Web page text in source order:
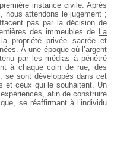
instance civile. Après
nous attendons le jugement ;
pas par la décision de
des immeubles de La
propriété privée sacrée et
À une époque où l’argent
par les médias à pénétré
à chaque coin de rue, des
se sont développés dans cet
et ceux qui le souhaitent. Un
afin de construire
se réaffirmant à l’individu